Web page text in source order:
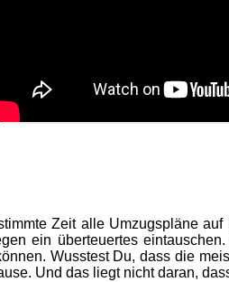
Zeit alle Umzugspläne
ein überteuertes
Wusstest Du, dass die
Und das liegt nicht daran,